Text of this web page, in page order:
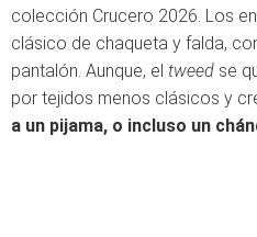
colección Crucero 2026. Los
clásico de chaqueta y falda,
pantalón. Aunque, el tweed se
por tejidos menos clásicos y
a un pijama, o incluso un